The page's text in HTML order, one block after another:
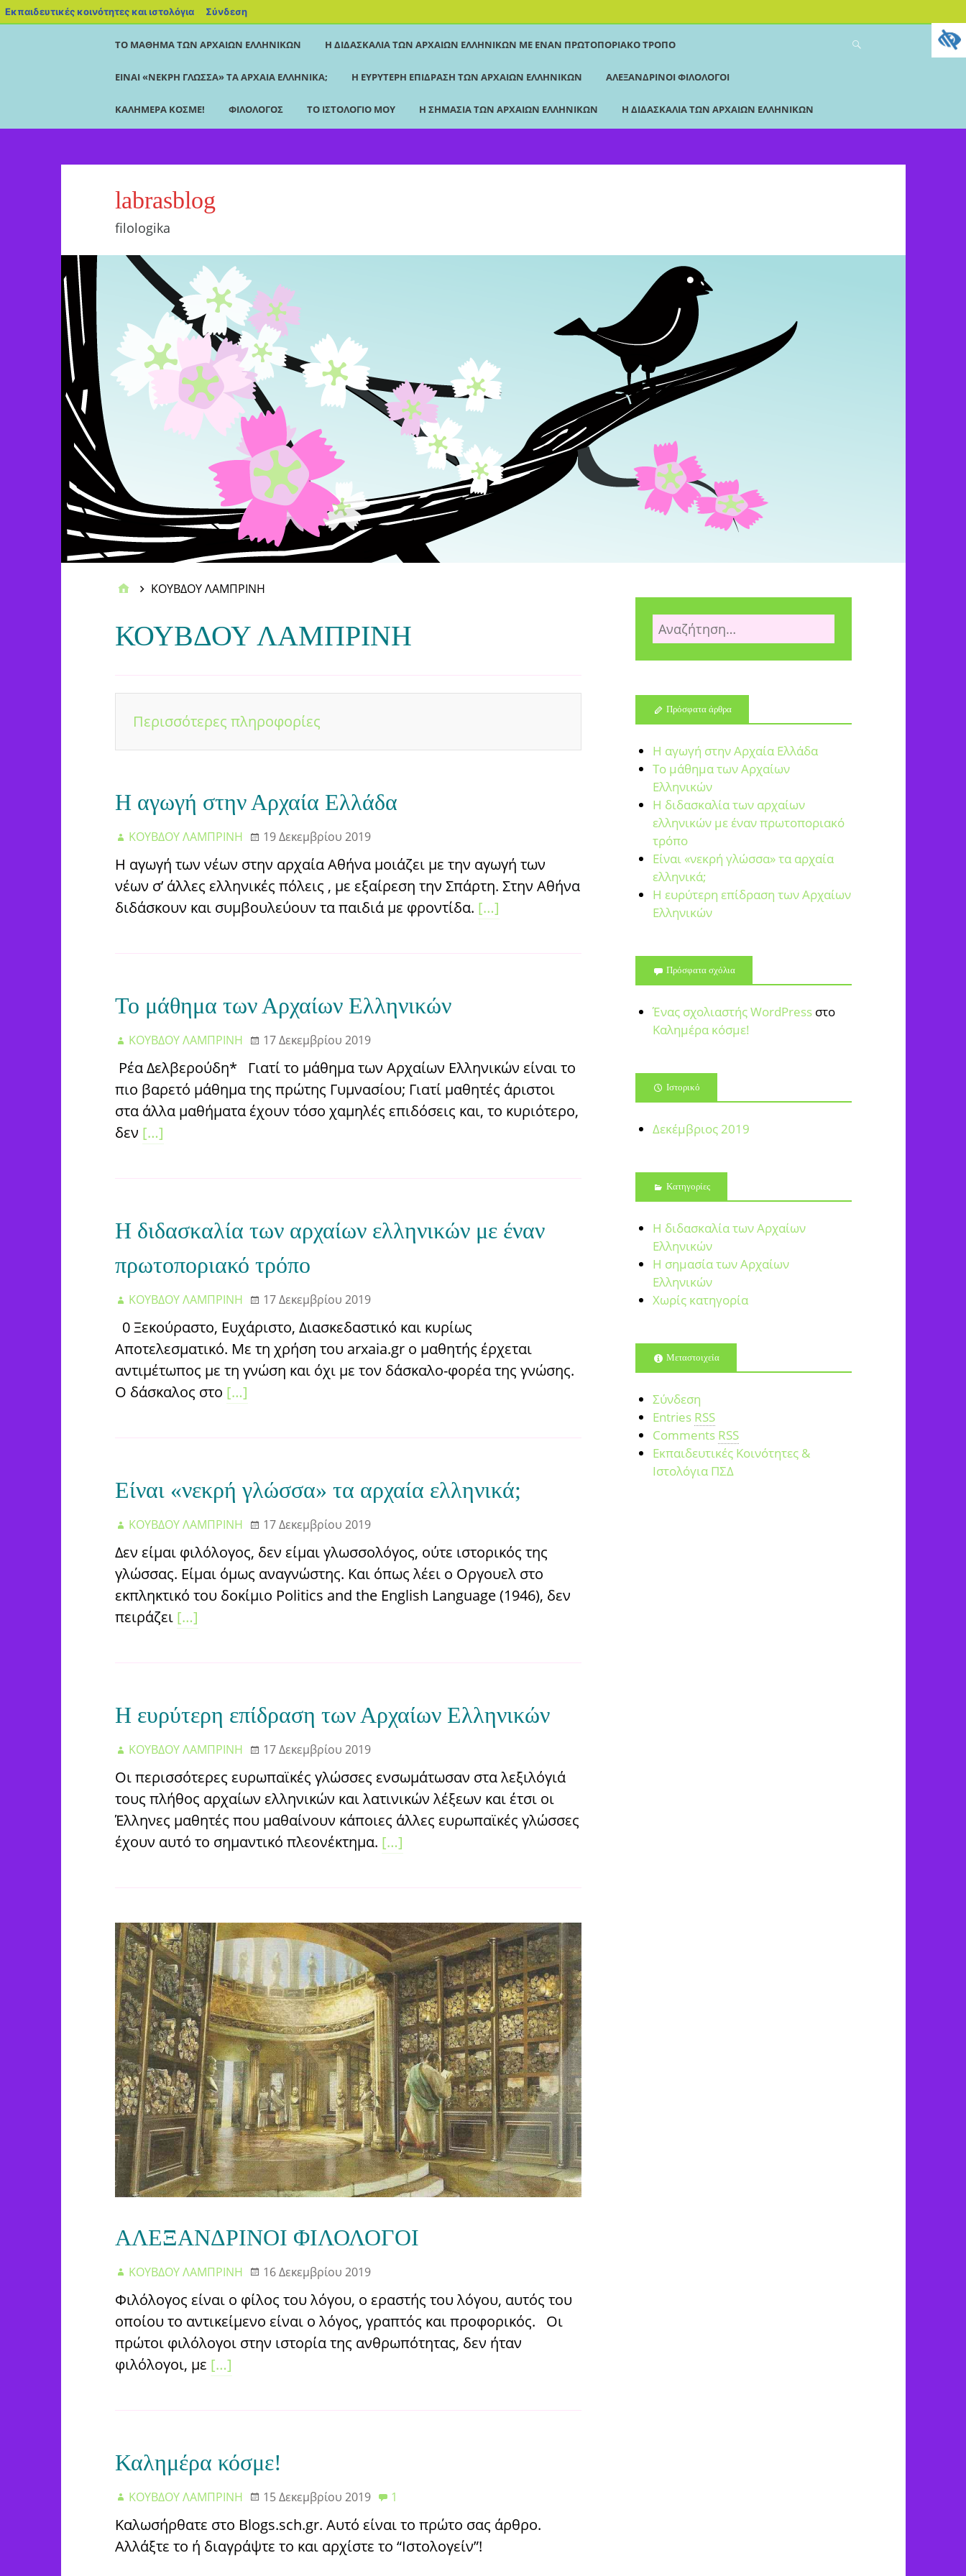
ΤΟ ΜΆΘΗΜΑ ΤΩΝ ΑΡΧΑΊΩΝ ΕΛΛΗΝΙΚΏΝ Η ΔΙΔΑΣΚΑΛΊΑ ΤΩΝ ΑΡΧΑΊΩΝ ΕΛΛΗΝΙΚΏΝ ΜΕ ΈΝΑΝ ΠΡΩΤΟΠΟΡΙΑΚΌ ΤΡΌΠΟ
ΕΊΝΑΙ «ΝΕΚΡΉ ΓΛΏΣΣΑ» ΤΑ ΑΡΧΑΊΑ ΕΛΛΗΝΙΚΆ; Η ΕΥΡΎΤΕΡΗ ΕΠΊΔΡΑΣΗ ΤΩΝ ΑΡΧΑΊΩΝ ΕΛΛΗΝΙΚΏΝ ΑΛΕΞΑΝΔΡΙΝΟΙ ΦΙΛΟΛΟΓΟΙ
ΚΑΛΗΜΈΡΑ ΚΌΣΜΕ! ΦΙΛΌΛΟΓΟΣ ΤΟ ΙΣΤΟΛΌΓΙΌ ΜΟΥ Η ΣΗΜΑΣΊΑ ΤΩΝ ΑΡΧΑΊΩΝ ΕΛΛΗΝΙΚΏΝ Η ΔΙΔΑΣΚΑΛΊΑ ΤΩΝ ΑΡΧΑΊΩΝ ΕΛΛΗΝΙΚΏΝ
labrasblog
filologika
ΚΟΥΒΔΟΥ ΛΑΜΠΡΙΝΗ
ΚΟΥΒΔΟΥ ΛΑΜΠΡΙΝΗ
Περισσότερες πληροφορίες
Η αγωγή στην Αρχαία Ελλάδα
ΚΟΥΒΔΟΥ ΛΑΜΠΡΙΝΗ 19 Δεκεμβρίου 2019
H αγωγή των νέων στην αρχαία Αθήνα μοιάζει με την αγωγή των
νέων σ’ άλλες ελληνικές πόλεις , με εξαίρεση την Σπάρτη. Στην Αθήνα
διδάσκουν και συμβουλεύουν τα παιδιά με φροντίδα. […]
Το μάθημα των Αρχαίων Ελληνικών
ΚΟΥΒΔΟΥ ΛΑΜΠΡΙΝΗ 17 Δεκεμβρίου 2019
Ρέα Δελβερούδη* Γιατί το μάθημα των Αρχαίων Ελληνικών είναι το
πιο βαρετό μάθημα της πρώτης Γυμνασίου; Γιατί μαθητές άριστοι
στα άλλα μαθήματα έχουν τόσο χαμηλές επιδόσεις και, το κυριότερο,
δεν […]
Η διδασκαλία των αρχαίων ελληνικών με έναν
πρωτοποριακό τρόπο
ΚΟΥΒΔΟΥ ΛΑΜΠΡΙΝΗ 17 Δεκεμβρίου 2019
0 Ξεκούραστο, Ευχάριστο, Διασκεδαστικό και κυρίως
Αποτελεσματικό. Με τη χρήση του arxaia.gr ο μαθητής έρχεται
αντιμέτωπος με τη γνώση και όχι με τον δάσκαλο-φορέα της γνώσης.
Ο δάσκαλος στο […]
Είναι «νεκρή γλώσσα» τα αρχαία ελληνικά;
ΚΟΥΒΔΟΥ ΛΑΜΠΡΙΝΗ 17 Δεκεμβρίου 2019
Δεν είμαι φιλόλογος, δεν είμαι γλωσσολόγος, ούτε ιστορικός της
γλώσσας. Είμαι όμως αναγνώστης. Και όπως λέει ο Οργουελ στο
εκπληκτικό του δοκίμιο Politics and the English Language (1946), δεν
πειράζει […]
Η ευρύτερη επίδραση των Αρχαίων Ελληνικών
ΚΟΥΒΔΟΥ ΛΑΜΠΡΙΝΗ 17 Δεκεμβρίου 2019
Οι περισσότερες ευρωπαϊκές γλώσσες ενσωμάτωσαν στα λεξιλόγιά
τους πλήθος αρχαίων ελληνικών και λατινικών λέξεων και έτσι οι
Έλληνες μαθητές που μαθαίνουν κάποιες άλλες ευρωπαϊκές γλώσσες
έχουν αυτό το σημαντικό πλεονέκτημα. […]
ΑΛΕΞΑΝΔΡΙΝΟΙ ΦΙΛΟΛΟΓΟΙ
ΚΟΥΒΔΟΥ ΛΑΜΠΡΙΝΗ 16 Δεκεμβρίου 2019
Φιλόλογος είναι ο φίλος του λόγου, ο εραστής του λόγου, αυτός του
οποίου το αντικείμενο είναι ο λόγος, γραπτός και προφορικός. Οι
πρώτοι φιλόλογοι στην ιστορία της ανθρωπότητας, δεν ήταν
φιλόλογοι, με […]
Καλημέρα κόσμε!
ΚΟΥΒΔΟΥ ΛΑΜΠΡΙΝΗ 15 Δεκεμβρίου 2019 1
Καλωσήρθατε στο Blogs.sch.gr. Αυτό είναι το πρώτο σας άρθρο.
Αλλάξτε το ή διαγράψτε το και αρχίστε το “Ιστολογείν”!
Πρόσφατα άρθρα
Η αγωγή στην Αρχαία Ελλάδα
Το μάθημα των Αρχαίων
Ελληνικών
Η διδασκαλία των αρχαίων
ελληνικών με έναν πρωτοποριακό
τρόπο
Είναι «νεκρή γλώσσα» τα αρχαία
ελληνικά;
Η ευρύτερη επίδραση των Αρχαίων
Ελληνικών
Πρόσφατα σχόλια
Ένας σχολιαστής WordPress στο
Καλημέρα κόσμε!
Ιστορικό
Δεκέμβριος 2019
Kατηγορίες
Η διδασκαλία των Αρχαίων
Ελληνικών
Η σημασία των Αρχαίων
Ελληνικών
Χωρίς κατηγορία
Μεταστοιχεία
Σύνδεση
Entries RSS
Comments RSS
Εκπαιδευτικές Κοινότητες &
Ιστολόγια ΠΣΔ
Εκπαιδευτικές κοινότητες και ιστολόγια Σύνδεση